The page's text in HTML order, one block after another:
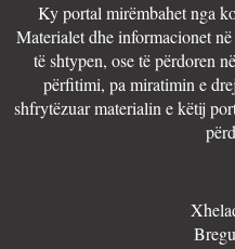
Ky portal mirëmbahet nga
Materialet dhe informacionet
të shtypen, ose të përdoren
përfitimi, pa miratimin e
shfrytëzuar materialin e këtij